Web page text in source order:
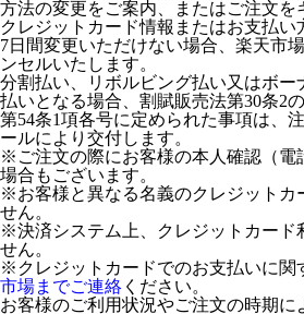
方法の変更をご案内、またはご注文を
クレジットカード情報またはお支払い
7日間変更いただけない場合、楽天市
ンセルいたします。
分割払い、リボルビング払い又はボー
払いとなる場合、割賦販売法第30条2
第54条1項各号に定められた事項は、
ールにより交付します。
※ご注文の際にお客様の本人確認（電
場合もございます。
※お客様と異なる名義のクレジットカ
せん。
※決済システム上、クレジットカード
せん。
※クレジットカードでのお支払いに関
市場までご連絡 ください。
お客様のご利用状況やご注文の時期に